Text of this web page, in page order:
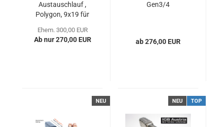
Austauschlauf ,
Polygon, 9x19 für
Ehem. 300,00 EUR
Ab nur 270,00 EUR
Gen3/4
ab 276,00 EUR
NEU NEU TOP